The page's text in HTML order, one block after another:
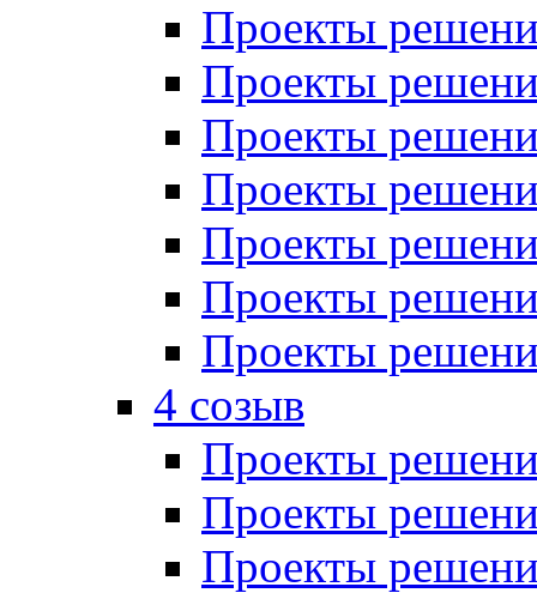
Проекты
Проекты
Проекты
Проекты
Проекты
Проекты
Проекты
4 созыв
Проекты
Проекты
Проекты